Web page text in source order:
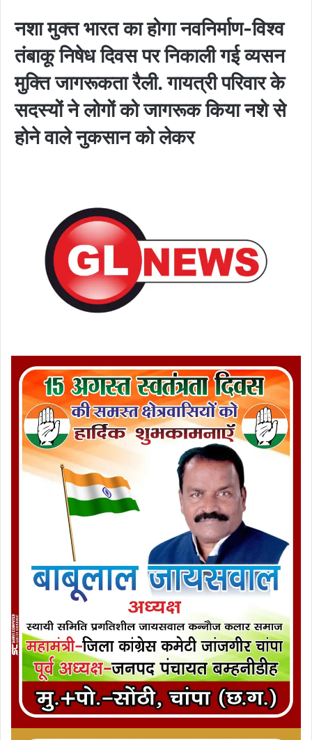
नशा मुक्त भारत का होगा नवनिर्माण-विश्व
तंबाकू निषेध दिवस पर निकाली गई व्यसन
मुक्ति जागरूकता रैली. गायत्री परिवार के
सदस्यों ने लोगों को जागरूक किया नशे से
होने वाले नुकसान को लेकर